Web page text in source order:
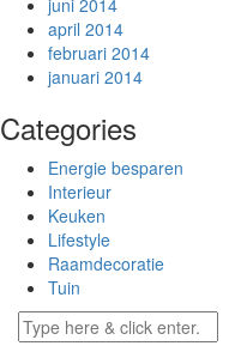
juni 2014
april 2014
februari 2014
januari 2014
Categories
Energie besparen
Interieur
Keuken
Lifestyle
Raamdecoratie
Tuin